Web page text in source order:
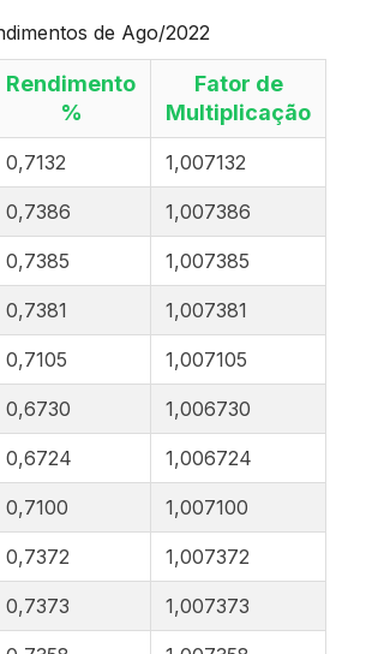
de Ago/2022
Rendimento
%
Fator de
Multiplicação
0,7132 1,007132
0,7386 1,007386
0,7385 1,007385
0,7381 1,007381
0,7105 1,007105
0,6730 1,006730
0,6724 1,006724
0,7100 1,007100
0,7372 1,007372
0,7373 1,007373